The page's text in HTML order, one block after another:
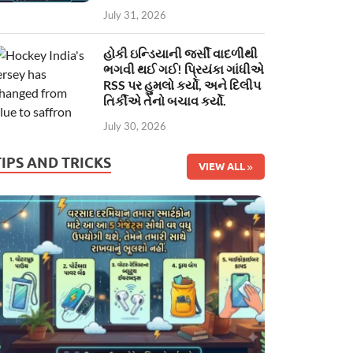
July 31, 2026
હોકી ઇન્ડિયાની જર્સી વાદળીથી
ભગવી થઈ ગઈ! પ્રિયંકા ગાંધીએ
RSS પર હુમલો કર્યો, અને દિલીપ
તિર્કીએ તેનો બચાવ કર્યો.
July 30, 2026
AND TRICKS VIEW ALL